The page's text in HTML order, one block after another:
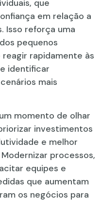
que
em relação a
Isso reforça uma
pequenos
rapidamente às
identificar
mais
momento de olhar
investimentos
e melhor
processos,
equipes e
que aumentam
os negócios para